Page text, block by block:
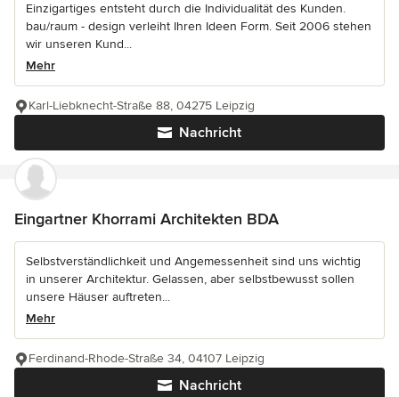
Einzigartiges entsteht durch die Individualität des Kunden.
bau/raum - design verleiht Ihren Ideen Form. Seit 2006 stehen
wir unseren Kund...
Mehr
Nachricht
Karl-Liebknecht-Straße 88, 04275 Leipzig
Eingartner Khorrami Architekten BDA
Selbstverständlichkeit und Angemessenheit sind uns wichtig
in unserer Architektur. Gelassen, aber selbstbewusst sollen
unsere Häuser auftreten...
Mehr
Nachricht
Ferdinand-Rhode-Straße 34, 04107 Leipzig